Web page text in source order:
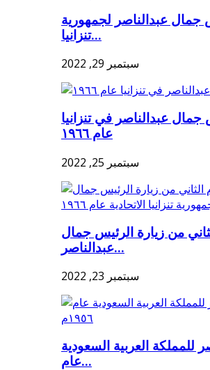
جمال عبدالناصر لجمهورية
تنزانيا...
سبتمبر 29, 2022
عبدالناصر في تنزانيا
عام ١٩٦٦
سبتمبر 25, 2022
من زيارة الرئيس جمال
عبدالناصر...
سبتمبر 23, 2022
للمملكة العربية السعودية
عام...